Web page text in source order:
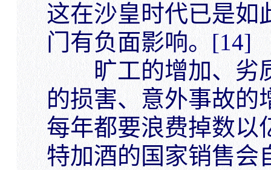
这在沙皇时代已是如
门有负面影响。 [14]
旷工的增加、劣质
的损害、意外事故的
每年都要浪费掉数
特加酒的国家销售会